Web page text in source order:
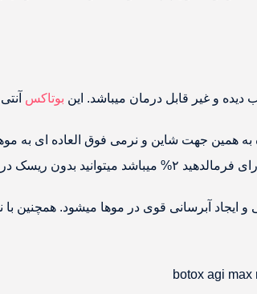
و غیر قابل درمان میباشد. این بوتاکس
همین جهت شاین و نرمی فوق العاده ای به